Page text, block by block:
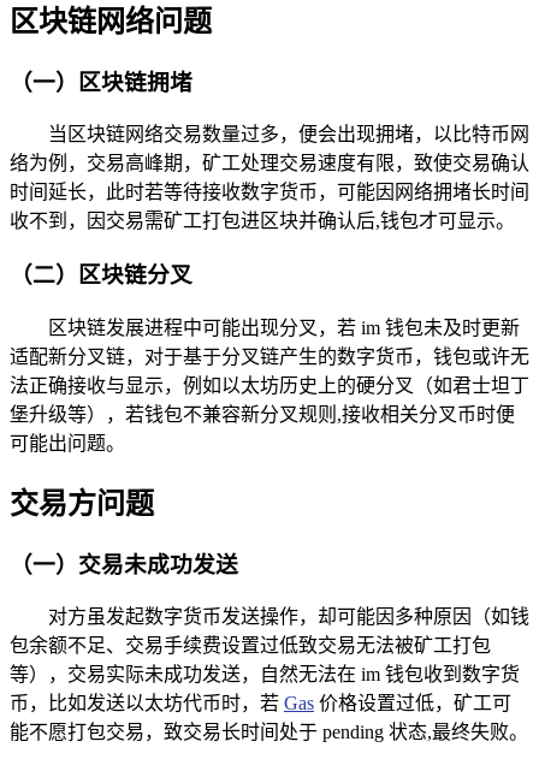
区块链网络问题
（一）区块链拥堵
当区块链网络交易数量过多，便会出现拥堵，以比特币网
络为例，交易高峰期，矿工处理交易速度有限，致使交易确认
时间延长，此时若等待接收数字货币，可能因网络拥堵长时间
收不到，因交易需矿工打包进区块并确认后,钱包才可显示。
（二）区块链分叉
区块链发展进程中可能出现分叉，若 im 钱包未及时更新
适配新分叉链，对于基于分叉链产生的数字货币，钱包或许无
法正确接收与显示，例如以太坊历史上的硬分叉（如君士坦丁
堡升级等），若钱包不兼容新分叉规则,接收相关分叉币时便
可能出问题。
交易方问题
（一）交易未成功发送
对方虽发起数字货币发送操作，却可能因多种原因（如钱
包余额不足、交易手续费设置过低致交易无法被矿工打包
等），交易实际未成功发送，自然无法在 im 钱包收到数字货
币，比如发送以太坊代币时，若 Gas 价格设置过低，矿工可
能不愿打包交易，致交易长时间处于 pending 状态,最终失败。